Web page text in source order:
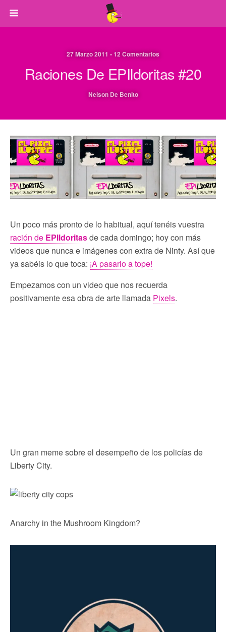
27 Marzo 2011 • 12 Comentarios
Raciones De EPIldoritas #20
Nelson De Benito
Un poco más pronto de lo habitual, aquí tenéis vuestra
ración de EPIldoritasde cada domingo; hoy con más
videos que nunca e imágenes con extra de Ninty. Así que
ya sabéis lo que toca: ¡A pasarlo a tope!
Empezamos con un video que nos recuerda
positivamente esa obra de arte llamada Pixels.
Un gran meme sobre el desempeño de los policías de
Liberty City.
Anarchy in the Mushroom Kingdom?